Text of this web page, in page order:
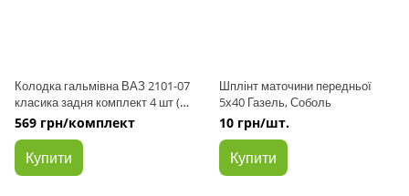
Колодка гальмівна ВАЗ 2101-07
класика задня комплект 4 шт (в-
во Авто Престиж)
569 грн/комплект
Купити
Шплінт маточини передньої
5х40 Газель, Соболь
10 грн/шт.
Купити